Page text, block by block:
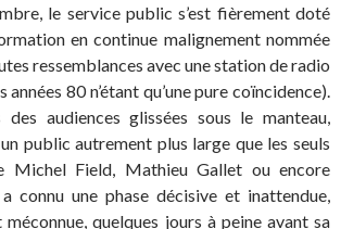
le service public s’est fièrement doté
en continue malignement nommée
ressemblances avec une station de radio
80 n’étant qu’une pure coïncidence).
des audiences glissées sous le manteau,
public autrement plus large que les seuls
Michel Field, Mathieu Gallet ou encore
connu une phase décisive et inattendue,
quelques jours à peine avant sa